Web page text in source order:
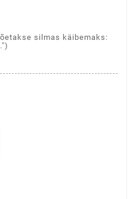
silmas käibemaks: